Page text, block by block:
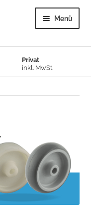
Menü
öffnen
Privat
inkl. MwSt.